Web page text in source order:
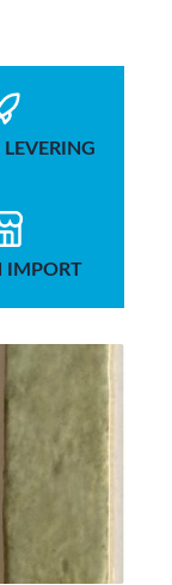
LEVERING
IMPORT